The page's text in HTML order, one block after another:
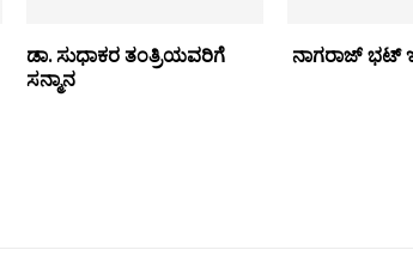
ಡಾ. ಸುಧಾಕರ ತಂತ್ರಿಯವರಿಗೆ
ಸನ್ಮಾನ
ನಾಗರಾಜ್ ಭಟ್